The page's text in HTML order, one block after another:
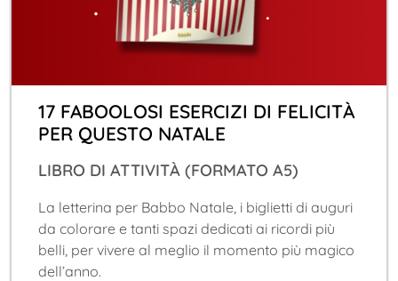
17 FABOOLOSI ESERCIZI DI FELICITÀ
PER QUESTO NATALE
LIBRO DI ATTIVITÀ (FORMATO A5)
La letterina per Babbo Natale, i biglietti di auguri
da colorare e tanti spazi dedicati ai ricordi più
belli, per vivere al meglio il momento più magico
dell’anno.